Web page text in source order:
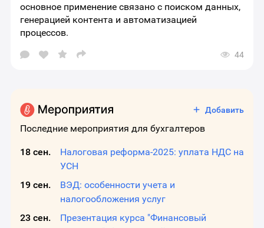
основное применение связано с поиском данных,
генерацией контента и автоматизацией
процессов.
Открыть
шаринга
44
Последние мероприятия для бухгалтеров
Добавить
18 сен.
Налоговая реформа-2025: уплата НДС на
УСН
19 сен.
ВЭД: особенности учета и
налогообложения услуг
23 сен.
Презентация курса "Финансовый